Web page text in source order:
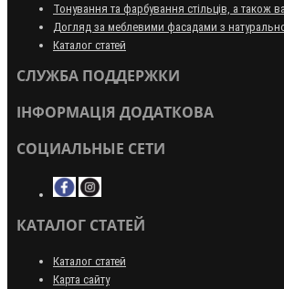
Тонування та фарбування стільців, а також
Догляд за меблевими фасадами з
Каталог статей
СЛУЖБА ПОДДЕРЖКИ
ІНФОРМАЦІЯ ДОДАТКОВА
СОЦИАЛЬНЫЕ СЕТИ
КАТАЛОГ СТАТЕЙ
Каталог статей
Карта сайту